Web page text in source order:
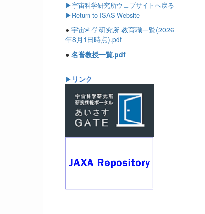
▶宇宙科学研究所ウェブサイトへ戻る
▶Return to ISAS Website
● 宇宙科学研究所 教育職一覧(2026
年8月1日時点).pdf
● 名誉教授一覧.pdf
▶ リンク